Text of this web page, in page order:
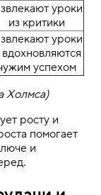
уроки
из критики
уроки
вдохновляются
успехом
Холмса)
росту и
помогает
и